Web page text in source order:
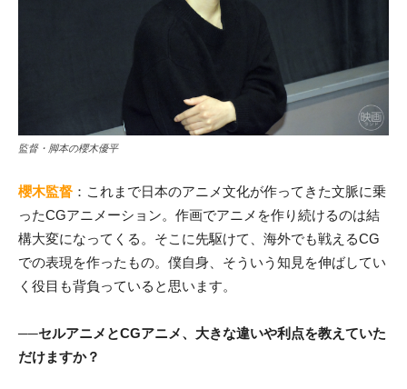
監督・脚本の櫻木優平
櫻木監督 ：これまで日本のアニメ文化が作ってきた文脈に乗
ったCGアニメーション。作画でアニメを作り続けるのは結
構大変になってくる。そこに先駆けて、海外でも戦えるCG
での表現を作ったもの。僕自身、そういう知見を伸ばしてい
く役目も背負っていると思います。
──セルアニメとCGアニメ、大きな違いや利点を教えていた
だけますか？